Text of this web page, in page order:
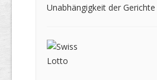
Unabhängigkeit der Gerichte